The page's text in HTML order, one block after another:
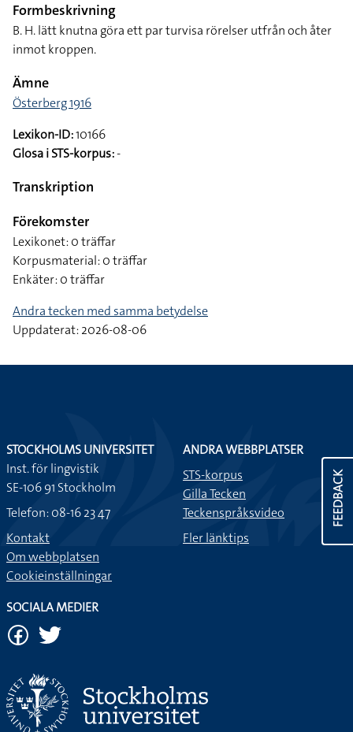
Formbeskrivning
B. H. lätt knutna göra ett par turvisa rörelser utfrån och åter
inmot kroppen.
Ämne
Österberg 1916
Lexikon-ID:10166
Glosa i STS-korpus:-
Transkription
Förekomster
Lexikonet: 0 träffar
Korpusmaterial: 0 träffar
Enkäter: 0 träffar
Andra tecken med samma betydelse
Uppdaterat: 2026-08-06
FEEDBACK
STOCKHOLMS UNIVERSITET
Inst. för lingvistik
SE-106 91 Stockholm
Telefon: 08-16 23 47
Kontakt
Om webbplatsen
Cookieinställningar
ANDRA WEBBPLATSER
STS-korpus
Gilla Tecken
Teckenspråksvideo
Fler länktips
SOCIALA MEDIER